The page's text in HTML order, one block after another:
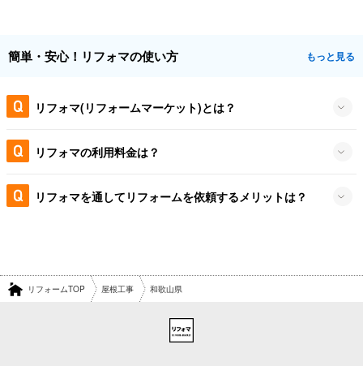
簡単・安心！リフォマの使い方 もっと見る
リフォマ(リフォームマーケット)とは？
リフォマの利用料金は？
リフォマを通してリフォームを依頼するメリットは？
リフォームTOP 屋根工事 和歌山県